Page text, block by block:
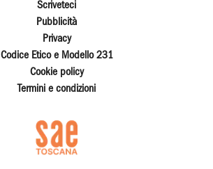
Scriveteci
Pubblicità
Privacy
Codice Etico e Modello 231
Cookie policy
Termini e condizioni